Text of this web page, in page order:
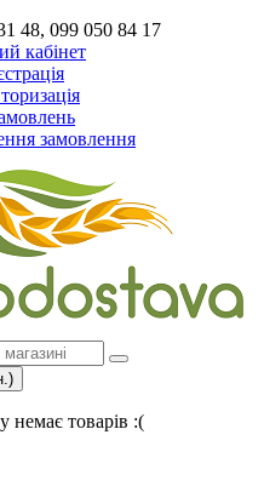
48, 099 050 84 17
кабінет
замовлення
немає товарів :(